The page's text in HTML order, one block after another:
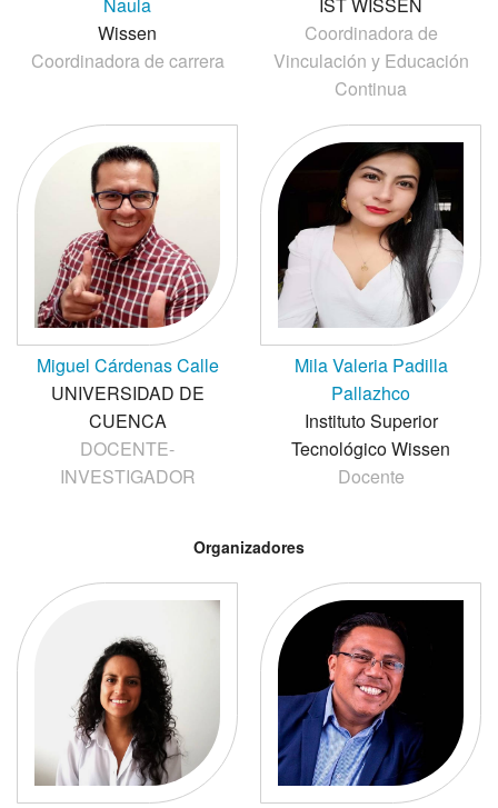
Wissen
Coordinadora de carrera
Coordinadora de
Vinculación y Educación
Continua
Miguel Cárdenas Calle
UNIVERSIDAD DE
CUENCA
DOCENTE-
INVESTIGADOR
Mila Valeria Padilla
Pallazhco
Instituto Superior
Tecnológico Wissen
Docente
Organizadores